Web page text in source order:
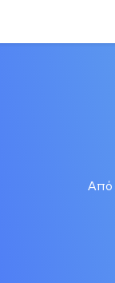
Από